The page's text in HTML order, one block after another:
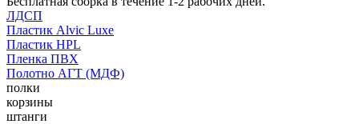
ЛДСП
Пластик Alvic Luxe
Пластик HPL
Пленка ПВХ
Полотно АГТ (МДФ)
полки
корзины
штанги